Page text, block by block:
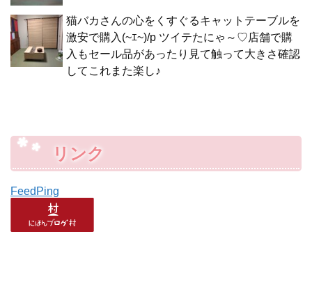
猫バカさんの心をくすぐるキャットテーブルを
激安で購入(~ｴ~)/p ツイテたにゃ～♡店舗で購
入もセール品があったり見て触って大きさ確認
してこれまた楽し♪
リンク
FeedPing